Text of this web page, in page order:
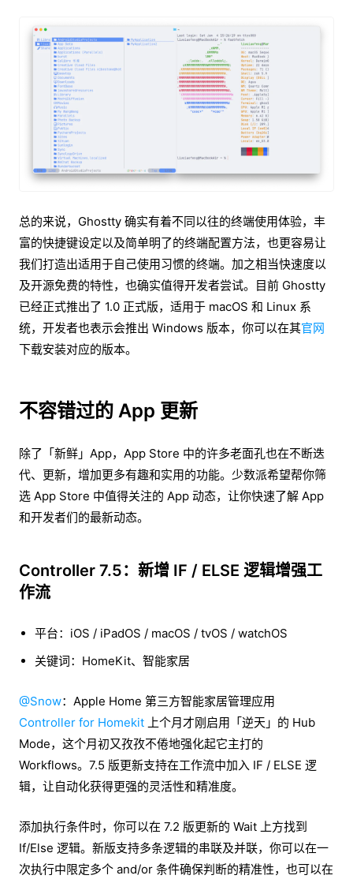
总的来说，Ghostty 确实有着不同以往的终端使用体验，丰
富的快捷键设定以及简单明了的终端配置方法，也更容易让
我们打造出适用于自己使用习惯的终端。加之相当快速度以
及开源免费的特性，也确实值得开发者尝试。目前 Ghostty
已经正式推出了 1.0 正式版，适用于 macOS 和 Linux 系
统，开发者也表示会推出 Windows 版本，你可以在其官网
下载安装对应的版本。
不容错过的 App 更新
除了「新鲜」App，App Store 中的许多老面孔也在不断迭
代、更新，增加更多有趣和实用的功能。少数派希望帮你筛
选 App Store 中值得关注的 App 动态，让你快速了解 App
和开发者们的最新动态。
Controller 7.5：新增 IF / ELSE 逻辑增强工
作流
平台：iOS / iPadOS / macOS / tvOS / watchOS
关键词：HomeKit、智能家居
@Snow：Apple Home 第三方智能家居管理应用
Controller for Homekit 上个月才刚启用「逆天」的 Hub
Mode，这个月初又孜孜不倦地强化起它主打的
Workflows。7.5 版更新支持在工作流中加入 IF / ELSE 逻
辑，让自动化获得更强的灵活性和精准度。
添加执行条件时，你可以在 7.2 版更新的 Wait 上方找到
If/Else 逻辑。新版支持多条逻辑的串联及并联，你可以在一
次执行中限定多个 and/or 条件确保判断的精准性，也可以在